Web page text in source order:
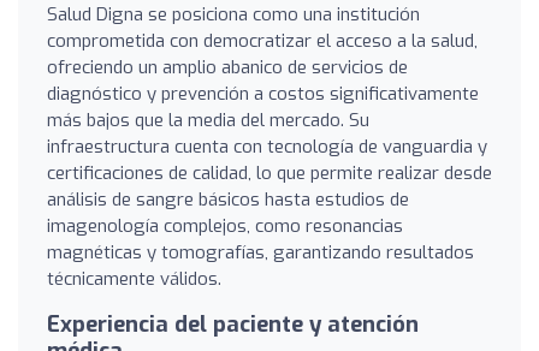
Salud Digna se posiciona como una institución
comprometida con democratizar el acceso a la salud,
ofreciendo un amplio abanico de servicios de
diagnóstico y prevención a costos significativamente
más bajos que la media del mercado. Su
infraestructura cuenta con tecnología de vanguardia y
certificaciones de calidad, lo que permite realizar desde
análisis de sangre básicos hasta estudios de
imagenología complejos, como resonancias
magnéticas y tomografías, garantizando resultados
técnicamente válidos.
Experiencia del paciente y atención